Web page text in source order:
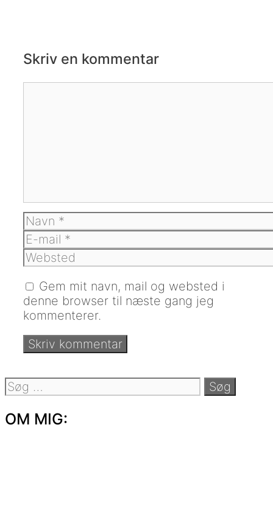
Skriv en kommentar
Navn
E-
mail
Websted
Gem mit navn, mail og websted i
denne browser til næste gang jeg
kommenterer.
Søg
efter:
OM MIG: